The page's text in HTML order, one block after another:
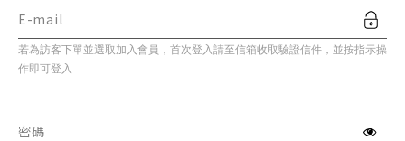
E-mail
若為訪客下單並選取加入會員，首次登入請至信箱收取驗證信件，並按指示操
作即可登入
密碼